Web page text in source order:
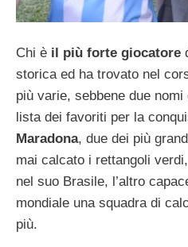
Chi è il più forte giocatore
storica ed ha trovato nel
più varie, sebbene due
lista dei favoriti per la
Maradona, due dei più
mai calcato i rettangoli
nel suo Brasile, l’altro
mondiale una squadra di
più.